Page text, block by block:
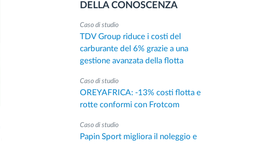
DELLA CONOSCENZA
Caso di studio
TDV Group riduce i costi del
carburante del 6% grazie a una
gestione avanzata della flotta
Caso di studio
OREYAFRICA: -13% costi flotta e
rotte conformi con Frotcom
Caso di studio
Papin Sport migliora il noleggio e